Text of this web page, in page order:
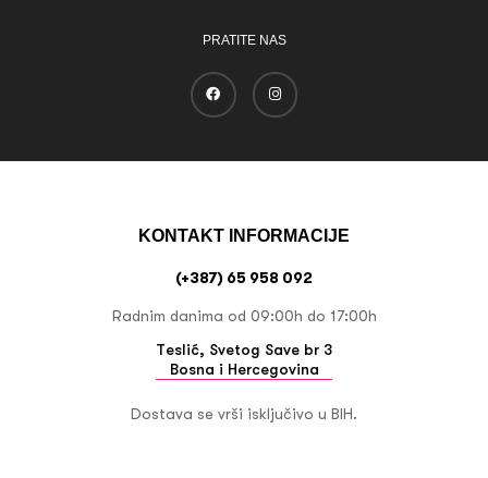
PRATITE NAS
KONTAKT INFORMACIJE
(+387) 65 958 092
Radnim danima od 09:00h do 17:00h
Teslić, Svetog Save br 3
Bosna i Hercegovina
Dostava se vrši isključivo u BIH.